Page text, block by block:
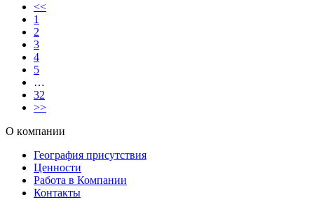
<<
1
2
3
4
5
…
32
>>
О компании
География присутствия
Ценности
Работа в Компании
Контакты